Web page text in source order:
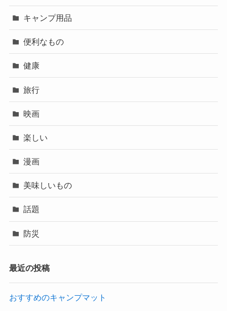
キャンプ用品
便利なもの
健康
旅行
映画
楽しい
漫画
美味しいもの
話題
防災
最近の投稿
おすすめのキャンプマット